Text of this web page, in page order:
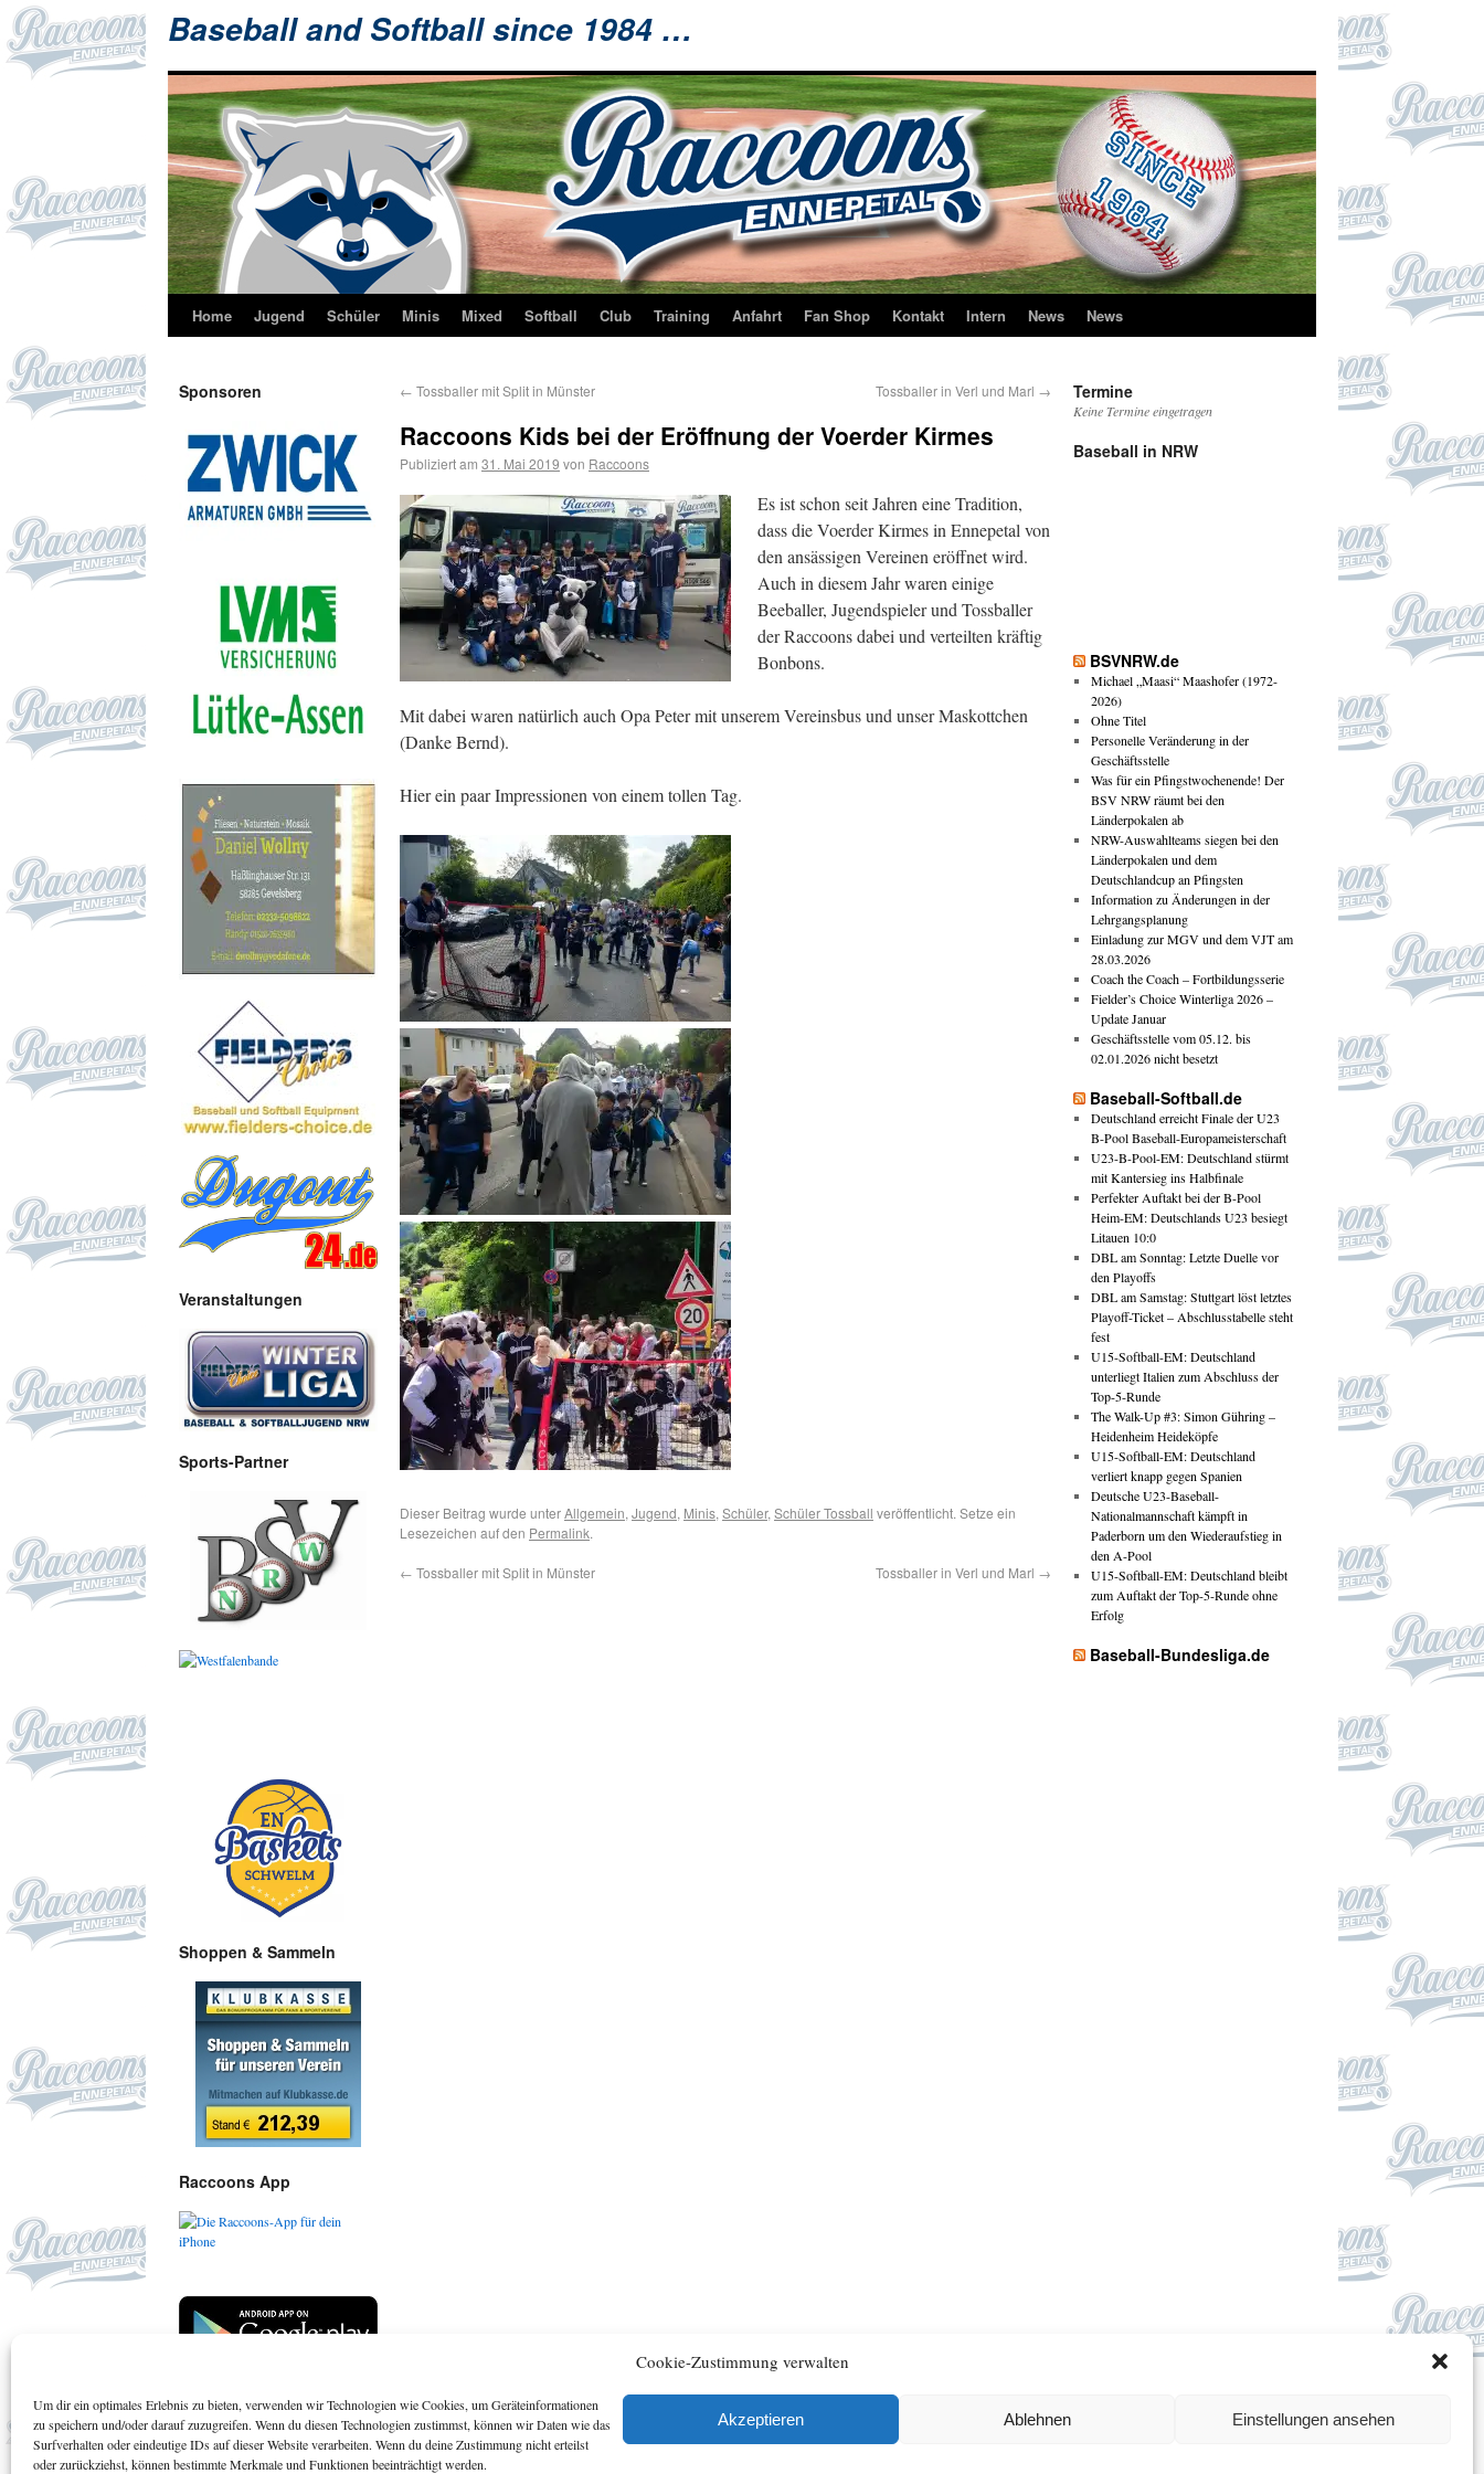
Cookie-Zustimmung verwalten
Um dir ein optimales Erlebnis zu bieten, verwenden wir Technologien wie Cookies, um Geräteinformationen
zu speichern und/oder darauf zuzugreifen. Wenn du diesen Technologien zustimmst, können wir Daten wie das
Surfverhalten oder eindeutige IDs auf dieser Website verarbeiten. Wenn du deine Zustimmung nicht erteilst
oder zurückziehst, können bestimmte Merkmale und Funktionen beeinträchtigt werden.
Akzeptieren Ablehnen Einstellungen ansehen
Baseball and Softball since 1984 …
Home Jugend Schüler Minis Mixed Softball Club Training Anfahrt Fan Shop Kontakt Intern News News
← Tossballer mit Split in Münster Tossballer in Verl und Marl →
Raccoons Kids bei der Eröffnung der Voerder Kirmes
Publiziert am 31. Mai 2019 von Raccoons
Es ist schon seit Jahren eine Tradition,
dass die Voerder Kirmes in Ennepetal von
den ansässigen Vereinen eröffnet wird.
Auch in diesem Jahr waren einige
Beeballer, Jugendspieler und Tossballer
der Raccoons dabei und verteilten kräftig
Bonbons.
Mit dabei waren natürlich auch Opa Peter mit unserem Vereinsbus und unser Maskottchen
(Danke Bernd).
Hier ein paar Impressionen von einem tollen Tag.
Dieser Beitrag wurde unterAllgemein, Jugend, Minis, Schüler, Schüler Tossball veröffentlicht. Setze ein
Lesezeichen auf den Permalink.
← Tossballer mit Split in Münster Tossballer in Verl und Marl →
Sponsoren
Veranstaltungen
Sports-Partner
Shoppen & Sammeln
Raccoons App
Termine
Keine Termine eingetragen
Baseball in NRW
BSVNRW.de
Michael „Maasi“ Maashofer (1972-
2026)
Ohne Titel
Personelle Veränderung in der
Geschäftsstelle
Was für ein Pfingstwochenende! Der
BSV NRW räumt bei den
Länderpokalen ab
NRW-Auswahlteams siegen bei den
Länderpokalen und dem
Deutschlandcup an Pfingsten
Information zu Änderungen in der
Lehrgangsplanung
Einladung zur MGV und dem VJT am
28.03.2026
Coach the Coach – Fortbildungsserie
Fielder’s Choice Winterliga 2026 –
Update Januar
Geschäftsstelle vom 05.12. bis
02.01.2026 nicht besetzt
Baseball-Softball.de
Deutschland erreicht Finale der U23
B-Pool Baseball-Europameisterschaft
U23-B-Pool-EM: Deutschland stürmt
mit Kantersieg ins Halbfinale
Perfekter Auftakt bei der B-Pool
Heim-EM: Deutschlands U23 besiegt
Litauen 10:0
DBL am Sonntag: Letzte Duelle vor
den Playoffs
DBL am Samstag: Stuttgart löst letztes
Playoff-Ticket – Abschlusstabelle steht
fest
U15-Softball-EM: Deutschland
unterliegt Italien zum Abschluss der
Top-5-Runde
The Walk-Up #3: Simon Gühring –
Heidenheim Heideköpfe
U15-Softball-EM: Deutschland
verliert knapp gegen Spanien
Deutsche U23-Baseball-
Nationalmannschaft kämpft in
Paderborn um den Wiederaufstieg in
den A-Pool
U15-Softball-EM: Deutschland bleibt
zum Auftakt der Top-5-Runde ohne
Erfolg
Baseball-Bundesliga.de
Suchen Archiv Artikel
Impressum